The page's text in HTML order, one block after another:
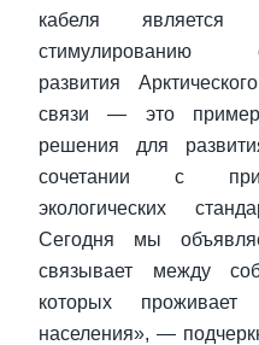
кабеля
стимулированию
развития
связи — это пример
решения для
сочетании с
экологических
Сегодня мы
связывает между
которых
населения», —